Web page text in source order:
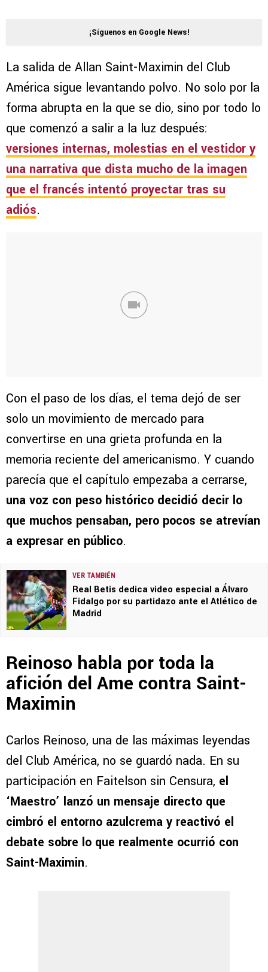
¡Síguenos en Google News!
La salida de Allan Saint-Maximin del Club
América sigue levantando polvo. No solo por la
forma abrupta en la que se dio, sino por todo lo
que comenzó a salir a la luz después:
versiones internas, molestias en el vestidor y
una narrativa que dista mucho de la imagen
que el francés intentó proyectar tras su
adiós.
Con el paso de los días, el tema dejó de ser
solo un movimiento de mercado para
convertirse en una grieta profunda en la
memoria reciente del americanismo. Y cuando
parecía que el capítulo empezaba a cerrarse,
una voz con peso histórico decidió decir lo
que muchos pensaban, pero pocos se atrevían
a expresar en público.
VER TAMBIÉN
Real Betis dedica video especial a Álvaro
Fidalgo por su partidazo ante el Atlético de
Madrid
Reinoso habla por toda la
afición del Ame contra Saint-
Maximin
Carlos Reinoso, una de las máximas leyendas
del Club América, no se guardó nada. En su
participación en Faitelson sin Censura, el
‘Maestro’ lanzó un mensaje directo que
cimbró el entorno azulcrema y reactivó el
debate sobre lo que realmente ocurrió con
Saint-Maximin.